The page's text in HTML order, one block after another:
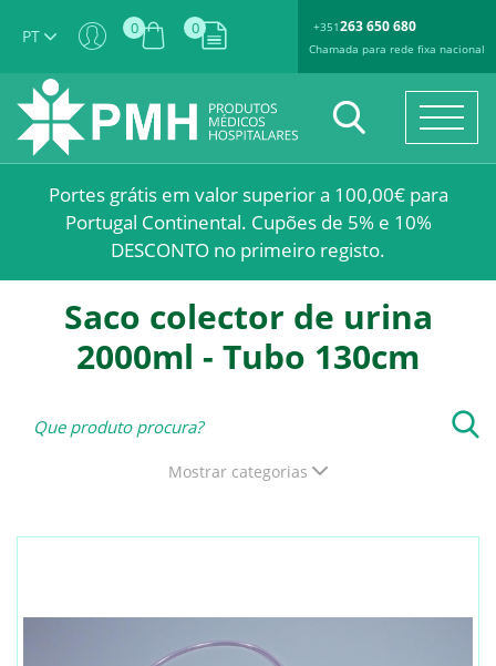
PT 0 0 +351263 650 680
Chamada para rede fixa nacional
Portes grátis em valor superior a 100,00€ para
Portugal Continental. Cupões de 5% e 10%
DESCONTO no primeiro registo.
Saco colector de urina
2000ml - Tubo 130cm
Mostrar categorias